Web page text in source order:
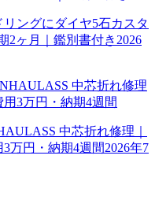
ングにダイヤ5石カスタ
2ヶ月｜鑑別書付き 2026
中芯折れ修理｜
万円・納期4週間2026年7